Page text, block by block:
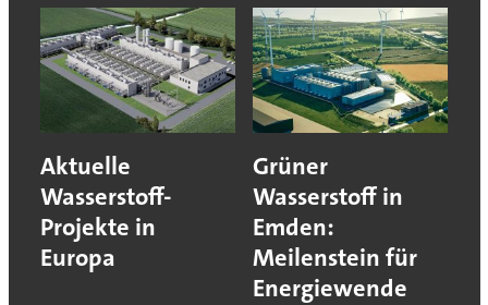
Aktuelle
Wasserstoff-
Projekte in
Europa
Grüner
Wasserstoff in
Emden:
Meilenstein für
Energiewende